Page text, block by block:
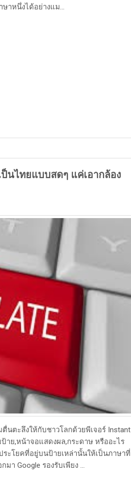
าหนึ่งได้อย่างแม...
นไทยแบบสดๆ แค่เอากล้อง
ตื่นตะลึงให้กับชาวโลกด้วยพีเจอร์ Instant
าย,หน้าจอแสดงผล,กระดาษ หรืออะไร
ะโยคที่อยู่บนป้ายเหล่านั้นให้เป็นภาษาที่
า Google รองรับเพียง ...